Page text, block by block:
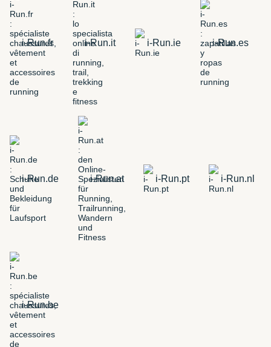
i-Run.fr i-Run.it i-Run.ie i-Run.es
i-Run.de i-Run.at i-Run.pt i-Run.nl
i-Run.be